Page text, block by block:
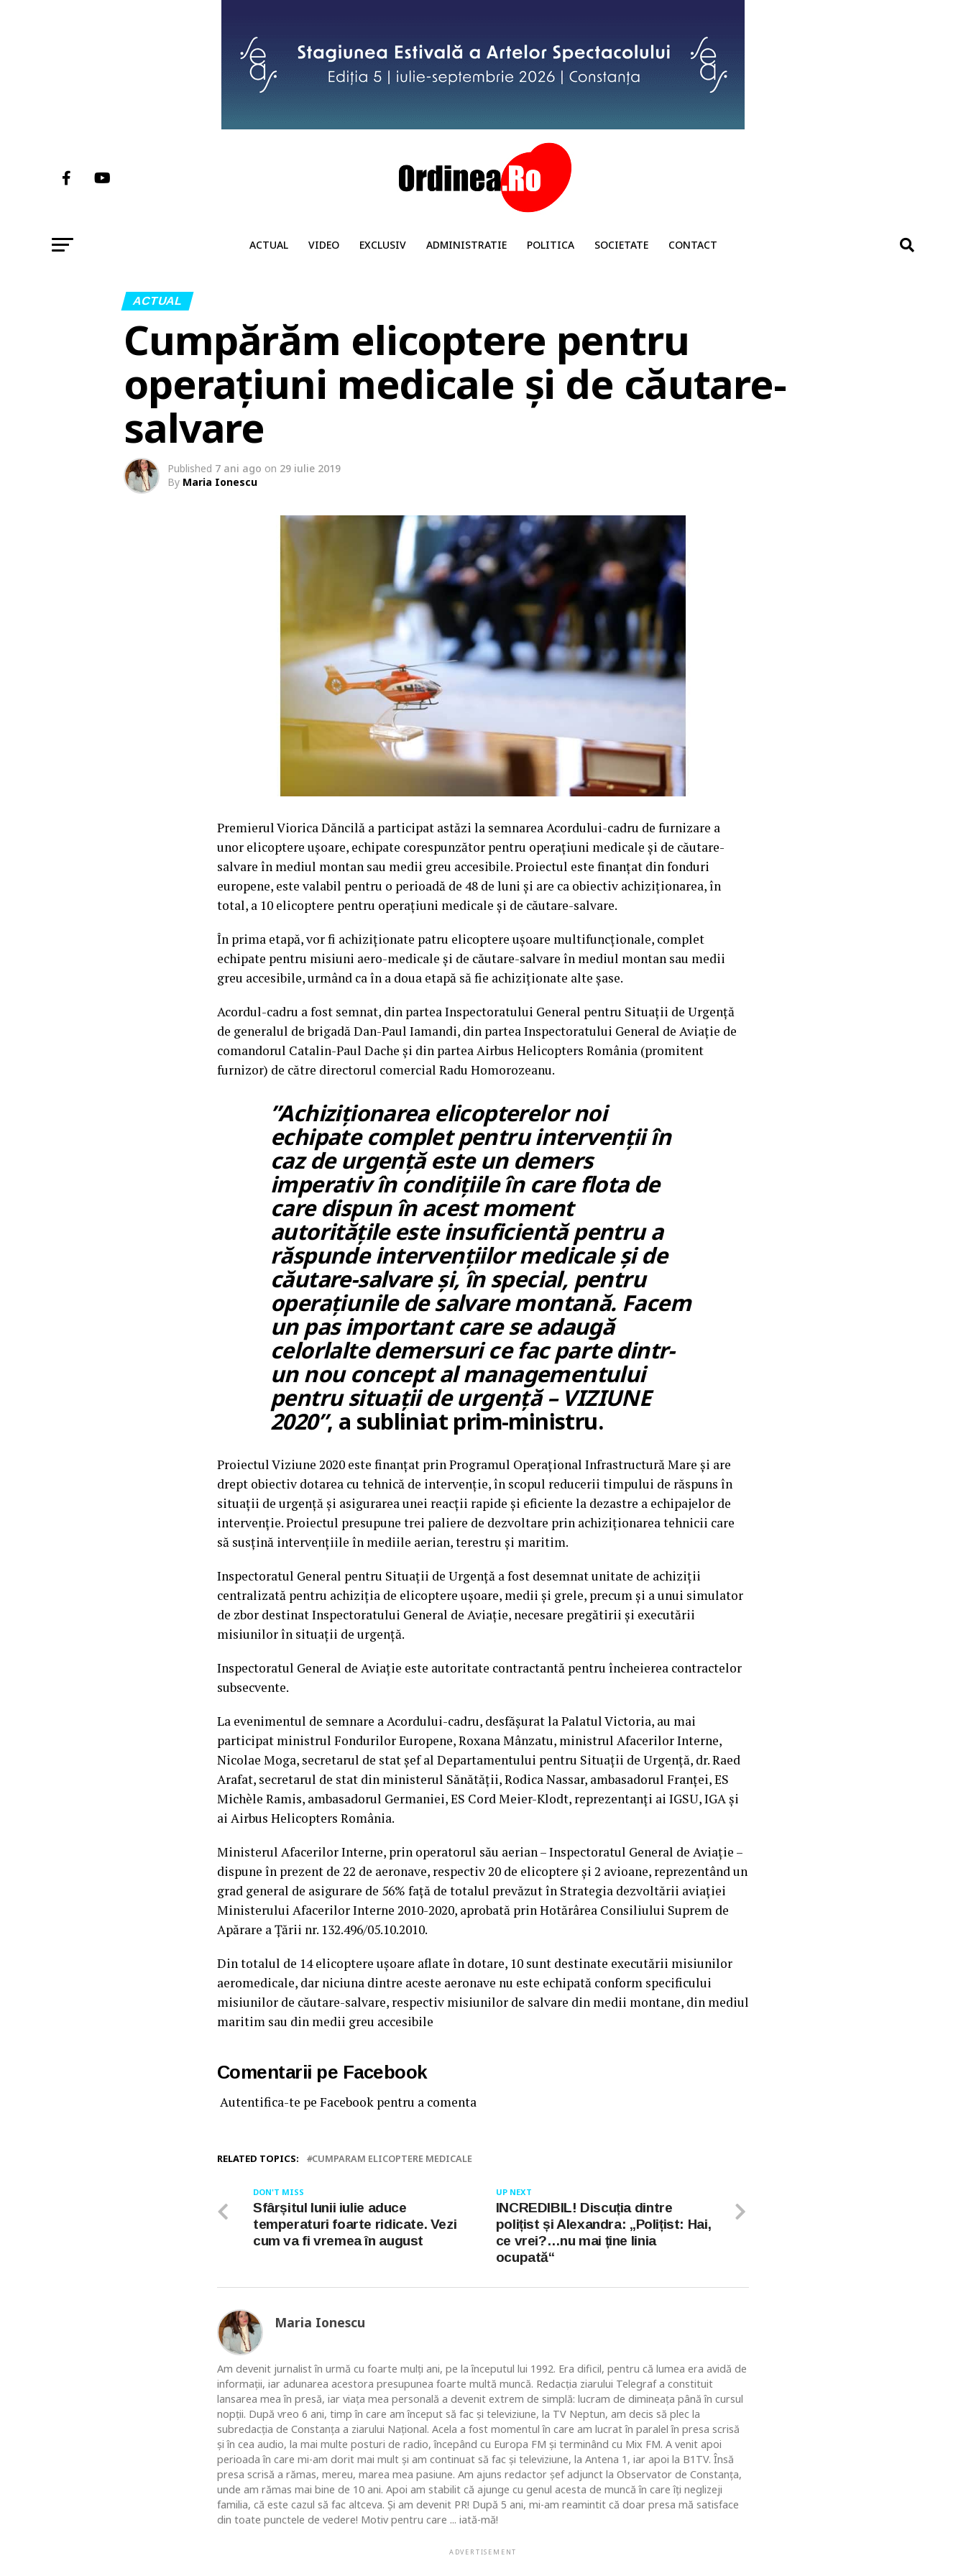
ACTUAL VIDEO EXCLUSIV ADMINISTRATIE POLITICA SOCIETATE CONTACT
ACTUAL
Cumpărăm elicoptere pentru
operațiuni medicale și de căutare-
salvare
Published 7 ani ago on 29 iulie 2019
By Maria Ionescu
Premierul Viorica Dăncilă a participat astăzi la semnarea Acordului-cadru de furnizare a
unor elicoptere ușoare, echipate corespunzător pentru operațiuni medicale și de căutare-
salvare în mediul montan sau medii greu accesibile. Proiectul este finanțat din fonduri
europene, este valabil pentru o perioadă de 48 de luni și are ca obiectiv achiziționarea, în
total, a 10 elicoptere pentru operațiuni medicale și de căutare-salvare.
În prima etapă, vor fi achiziționate patru elicoptere ușoare multifuncționale, complet
echipate pentru misiuni aero-medicale și de căutare-salvare în mediul montan sau medii
greu accesibile, urmând ca în a doua etapă să fie achiziționate alte șase.
Acordul-cadru a fost semnat, din partea Inspectoratului General pentru Situații de Urgență
de generalul de brigadă Dan-Paul Iamandi, din partea Inspectoratului General de Aviație de
comandorul Catalin-Paul Dache și din partea Airbus Helicopters România (promitent
furnizor) de către directorul comercial Radu Homorozeanu.
”Achiziționarea elicopterelor noi
echipate complet pentru intervenții în
caz de urgență este un demers
imperativ în condițiile în care flota de
care dispun în acest moment
autoritățile este insuficientă pentru a
răspunde intervențiilor medicale și de
căutare-salvare și, în special, pentru
operațiunile de salvare montană. Facem
un pas important care se adaugă
celorlalte demersuri ce fac parte dintr-
un nou concept al managementului
pentru situații de urgență – VIZIUNE
2020”, a subliniat prim-ministru.
Proiectul Viziune 2020 este finanțat prin Programul Operațional Infrastructură Mare și are
drept obiectiv dotarea cu tehnică de intervenție, în scopul reducerii timpului de răspuns în
situații de urgență și asigurarea unei reacții rapide și eficiente la dezastre a echipajelor de
intervenție. Proiectul presupune trei paliere de dezvoltare prin achiziționarea tehnicii care
să susțină intervențiile în mediile aerian, terestru și maritim.
Inspectoratul General pentru Situații de Urgență a fost desemnat unitate de achiziții
centralizată pentru achiziția de elicoptere ușoare, medii și grele, precum și a unui simulator
de zbor destinat Inspectoratului General de Aviație, necesare pregătirii și executării
misiunilor în situații de urgență.
Inspectoratul General de Aviație este autoritate contractantă pentru încheierea contractelor
subsecvente.
La evenimentul de semnare a Acordului-cadru, desfășurat la Palatul Victoria, au mai
participat ministrul Fondurilor Europene, Roxana Mânzatu, ministrul Afacerilor Interne,
Nicolae Moga, secretarul de stat șef al Departamentului pentru Situații de Urgență, dr. Raed
Arafat, secretarul de stat din ministerul Sănătății, Rodica Nassar, ambasadorul Franței, ES
Michèle Ramis, ambasadorul Germaniei, ES Cord Meier-Klodt, reprezentanți ai IGSU, IGA și
ai Airbus Helicopters România.
Ministerul Afacerilor Interne, prin operatorul său aerian – Inspectoratul General de Aviaţie –
dispune în prezent de 22 de aeronave, respectiv 20 de elicoptere şi 2 avioane, reprezentând un
grad general de asigurare de 56% faţă de totalul prevăzut în Strategia dezvoltării aviaţiei
Ministerului Afacerilor Interne 2010-2020, aprobată prin Hotărârea Consiliului Suprem de
Apărare a Ţării nr. 132.496/05.10.2010.
Din totalul de 14 elicoptere uşoare aflate în dotare, 10 sunt destinate executării misiunilor
aeromedicale, dar niciuna dintre aceste aeronave nu este echipată conform specificului
misiunilor de căutare-salvare, respectiv misiunilor de salvare din medii montane, din mediul
maritim sau din medii greu accesibile
Comentarii pe Facebook
Autentifica-te pe Facebook pentru a comenta
RELATED TOPICS: CUMPARAM ELICOPTERE MEDICALE
UP NEXT
INCREDIBIL! Discuția dintre
polițist și Alexandra: „Polițist: Hai,
ce vrei?…nu mai ține linia
ocupată“
DON'T MISS
Sfârșitul lunii iulie aduce
temperaturi foarte ridicate. Vezi
cum va fi vremea în august
Maria Ionescu
Am devenit jurnalist în urmă cu foarte mulţi ani, pe la începutul lui 1992. Era dificil, pentru că lumea era avidă de
informaţii, iar adunarea acestora presupunea foarte multă muncă. Redacţia ziarului Telegraf a constituit
lansarea mea în presă, iar viaţa mea personală a devenit extrem de simplă: lucram de dimineaţa până în cursul
nopţii. După vreo 6 ani, timp în care am început să fac şi televiziune, la TV Neptun, am decis să plec la
subredacţia de Constanţa a ziarului Naţional. Acela a fost momentul în care am lucrat în paralel în presa scrisă
şi în cea audio, la mai multe posturi de radio, începând cu Europa FM şi terminând cu Mix FM. A venit apoi
perioada în care mi-am dorit mai mult şi am continuat să fac şi televiziune, la Antena 1, iar apoi la B1TV. Însă
presa scrisă a rămas, mereu, marea mea pasiune. Am ajuns redactor şef adjunct la Observator de Constanţa,
unde am rămas mai bine de 10 ani. Apoi am stabilit că ajunge cu genul acesta de muncă în care îţi neglizeji
familia, că este cazul să fac altceva. Şi am devenit PR! După 5 ani, mi-am reamintit că doar presa mă satisface
din toate punctele de vedere! Motiv pentru care ... iată-mă!
ADVERTISEMENT